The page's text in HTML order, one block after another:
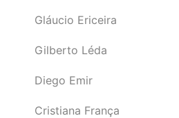
Gláucio Ericeira
Gilberto Léda
Diego Emir
Cristiana França